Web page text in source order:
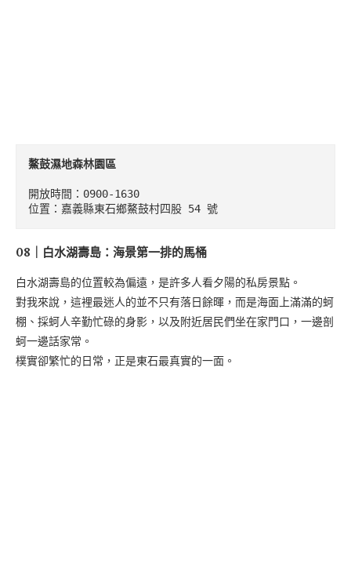
鰲鼓濕地森林園區
開放時間：0900-1630
位置：嘉義縣東石鄉鰲鼓村四股 54 號
08｜白水湖壽島：海景第一排的馬桶
白水湖壽島的位置較為偏遠，是許多人看夕陽的私房景點。
對我來說，這裡最迷人的並不只有落日餘暉，而是海面上滿滿的蚵
棚、採蚵人辛勤忙碌的身影，以及附近居民們坐在家門口，一邊剖
蚵一邊話家常。
樸實卻繁忙的日常，正是東石最真實的一面。